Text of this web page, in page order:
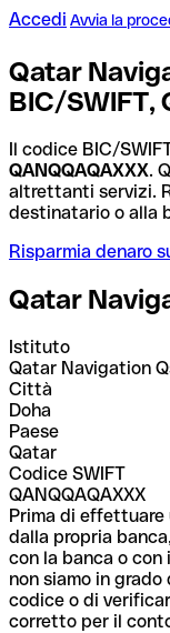
Accedi Avvia la
Qatar
BIC/SWIFT,
Il codice BIC/
QANQQAQAXXX.
altrettanti servizi.
destinatario o alla
Risparmia denaro
Qatar
Istituto
Qatar Navigation
Città
Doha
Paese
Qatar
Codice SWIFT
QANQQAQAXXX
Prima di
dalla propria
con la banca o
non siamo in
codice o di
corretto per il